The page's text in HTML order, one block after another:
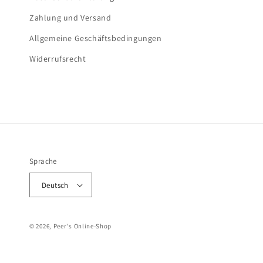
Zahlung und Versand
Allgemeine Geschäftsbedingungen
Widerrufsrecht
Sprache
Deutsch
© 2026, Peer's Online-Shop